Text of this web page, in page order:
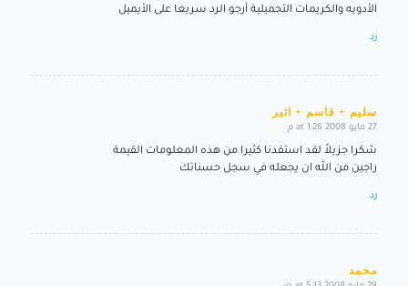
الأدويه والكريمات التجميلية أرجو الرد سريعا على الأيميل
رد
سليم + قاسم + اثير
says:
27 مايو 2008 at 1:26 م
شكرا جزيلاً لقد استفدنا كثيرا من هذه المعلومات القيمة
راجين من الله ان يجعله في سجل حسناتك
رد
محمد